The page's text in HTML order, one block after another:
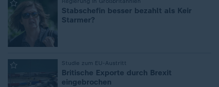
Stabschefin besser bezahlt als Keir
Starmer?
Studie zum EU-Austritt
Britische Exporte durch Brexit
eingebrochen